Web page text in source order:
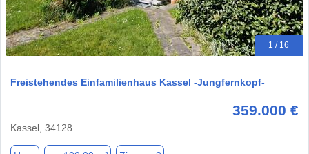
1 / 16
Freistehendes Einfamilienhaus Kassel -Jungfernkopf-
359.000 €
Kassel, 34128